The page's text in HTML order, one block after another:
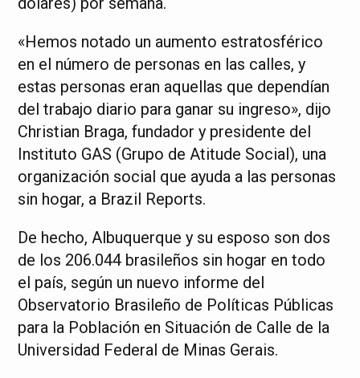
«Hemos notado un aumento estratosférico
en el número de personas en las calles, y
estas personas eran aquellas que dependían
del trabajo diario para ganar su ingreso», dijo
Christian Braga, fundador y presidente del
Instituto GAS (Grupo de Atitude Social), una
organización social que ayuda a las personas
sin hogar, a Brazil Reports.
De hecho, Albuquerque y su esposo son dos
de los 206.044 brasileños sin hogar en todo
el país, según un nuevo informe del
Observatorio Brasileño de Políticas Públicas
para la Población en Situación de Calle de la
Universidad Federal de Minas Gerais.